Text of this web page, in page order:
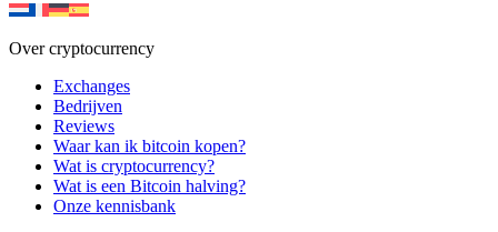
Over cryptocurrency
Exchanges
Bedrijven
Reviews
Waar kan ik bitcoin kopen?
Wat is cryptocurrency?
Wat is een Bitcoin halving?
Onze kennisbank